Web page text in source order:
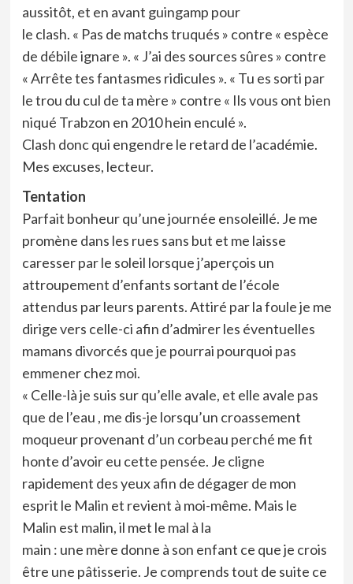
aussitôt, et en avant guingamp pour
le clash. « Pas de matchs truqués » contre « espèce
de débile ignare ». « J’ai des sources sûres » contre
« Arrête tes fantasmes ridicules ». « Tu es sorti par
le trou du cul de ta mère » contre « Ils vous ont bien
niqué Trabzon en 2010 hein enculé ».
Clash donc qui engendre le retard de l’académie.
Mes excuses, lecteur.
Tentation
Parfait bonheur qu’une journée ensoleillé. Je me
promène dans les rues sans but et me laisse
caresser par le soleil lorsque j’aperçois un
attroupement d’enfants sortant de l’école
attendus par leurs parents. Attiré par la foule je me
dirige vers celle-ci afin d’admirer les éventuelles
mamans divorcés que je pourrai pourquoi pas
emmener chez moi.
« Celle-là je suis sur qu’elle avale, et elle avale pas
que de l’eau , me dis-je lorsqu’un croassement
moqueur provenant d’un corbeau perché me fit
honte d’avoir eu cette pensée. Je cligne
rapidement des yeux afin de dégager de mon
esprit le Malin et revient à moi-même. Mais le
Malin est malin, il met le mal à la
main : une mère donne à son enfant ce que je crois
être une pâtisserie. Je comprends tout de suite ce